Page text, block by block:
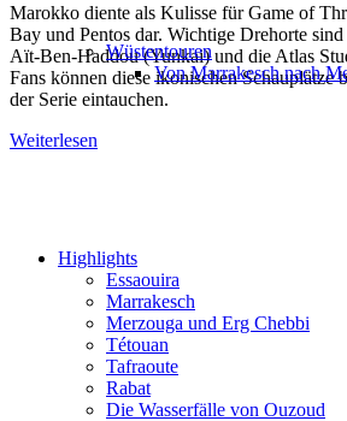
Wüstentouren
Von Marrakesch nach
Highlights
Essaouira
Marrakesch
Merzouga und Erg Chebbi
Tétouan
Tafraoute
Rabat
Die Wasserfälle von Ouzoud
Marokko diente als Kulisse für Game of
Bay und Pentos dar. Wichtige Drehorte
Aït-Ben-Haddou (Yunkai) und die Atlas
Fans können diese ikonischen Schauplätze
der Serie eintauchen.
Weiterlesen